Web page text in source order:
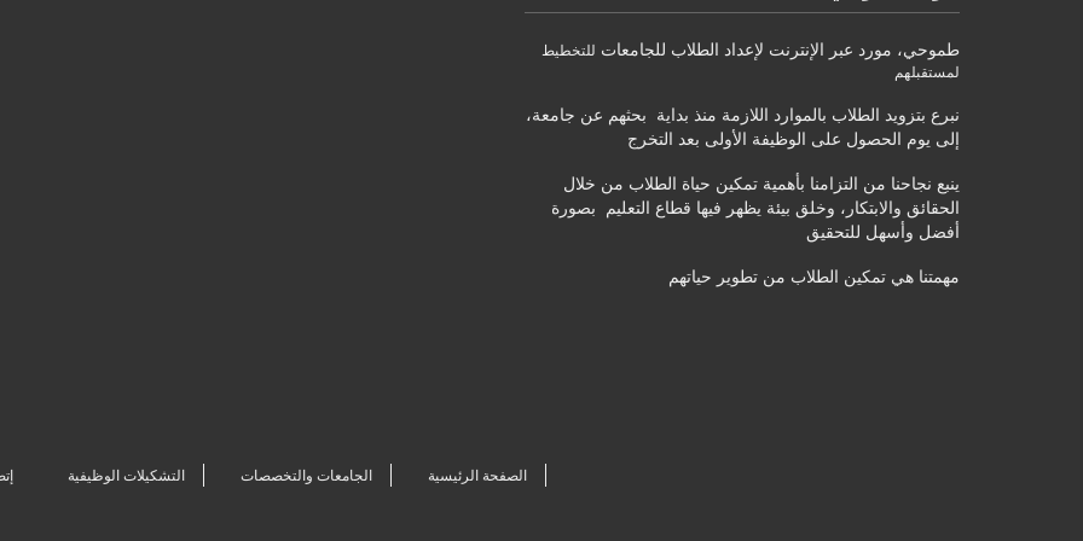
طموحي، مورد عبر الإنترنت لإعداد الطلاب للجامعات للتخطيط
لمستقبلهم
نبرع بتزويد الطلاب بالموارد اللازمة منذ بداية بحثهم عن جامعة،
إلى يوم الحصول على الوظيفة الأولى بعد التخرج
ينبع نجاحنا من التزامنا بأهمية تمكين حياة الطلاب من خلال
الحقائق والابتكار، وخلق بيئة يظهر فيها قطاع التعليم بصورة
أفضل وأسهل للتحقيق
مهمتنا هي تمكين الطلاب من تطوير حياتهم
الصفحة الرئيسية الجامعات والتخصصات التشكيلات الوظيفية